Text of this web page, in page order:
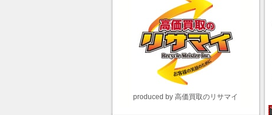
produced by 高価買取のリサマイ